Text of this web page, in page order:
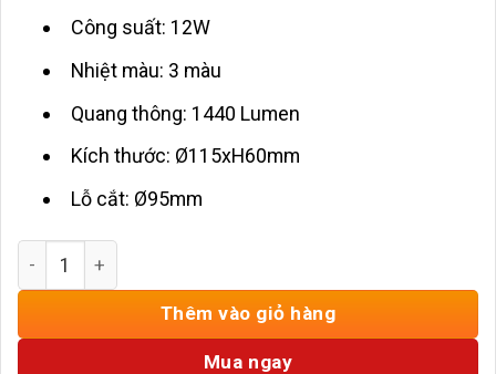
Công suất: 12W
Nhiệt màu: 3 màu
Quang thông: 1440 Lumen
Kích thước: Ø115xH60mm
Lỗ cắt: Ø95mm
Đèn Âm Trần Chỉnh Hướng 12w ENA-DCE012 3 Màu số
Thêm vào giỏ hàng
Mua ngay